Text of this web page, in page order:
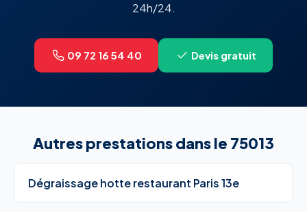
24h/24.
09 72 16 54 40 Devis gratuit
Autres prestations dans le 75013
Dégraissage hotte restaurant Paris 13e